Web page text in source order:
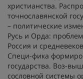
христианства.
точнославянской
– политические
Русь и Орда:
Россия и
Специ-фика
государства. Воз-
сословной системы